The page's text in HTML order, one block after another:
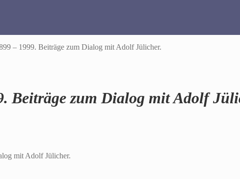
– 1999. Beiträge zum Dialog mit Adolf Jülicher.
Beiträge zum Dialog mit Adolf
mit Adolf Jülicher.